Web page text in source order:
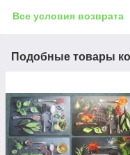
Все условия возврата
Подобные товары